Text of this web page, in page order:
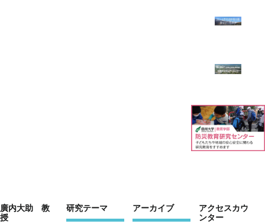
廣内大助 教
授
研究テーマ アーカイブ
アクセスカウ
ンター